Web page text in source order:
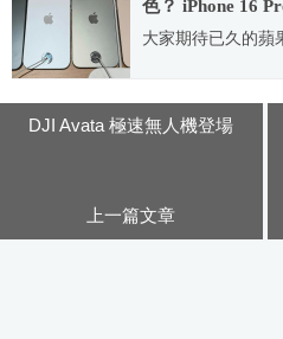
色？ iPhone 16
值配件曝光！
大家期待已久的蘋
DJI Avata 極速無人機登場
上一篇文章